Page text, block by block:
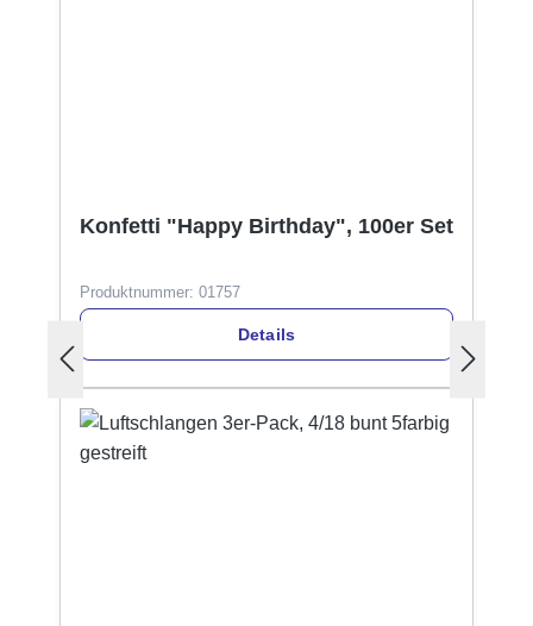
Konfetti "Happy Birthday", 100er Set
Produktnummer: 01757
Details